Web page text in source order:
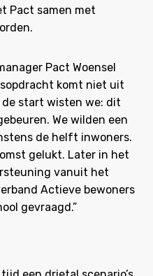
Pact samen met
Pact Woensel
komt niet uit
start wisten we: dit
We wilden een
de helft inwoners.
gelukt. Later in het
vanuit het
Actieve bewoners
gevraagd.”